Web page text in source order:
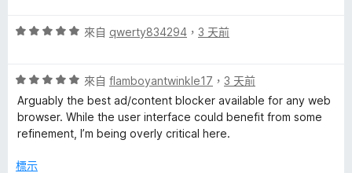
分
分
分
5
分
評
分
，
滿
分
分
來自 qwerty834294 ， 3 天前
評
價
5
分
滿
來自 flamboyantwinkle17 ， 3 天前
Arguably the best ad/content blocker available for any web
browser. While the user interface could benefit from some
refinement, I’m being overly critical here.
標示